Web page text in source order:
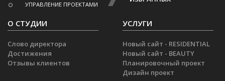
УПРАВЛЕНИЕ ПРОЕКТАМИ
О СТУДИИ
Слово директора
Достижения
Отзывы клиентов
УСЛУГИ
Новый сайт - RESIDENTIAL
Новый сайт - BEAUTY
Планировочный проект
Дизайн проект